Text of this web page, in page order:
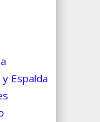
Espalda